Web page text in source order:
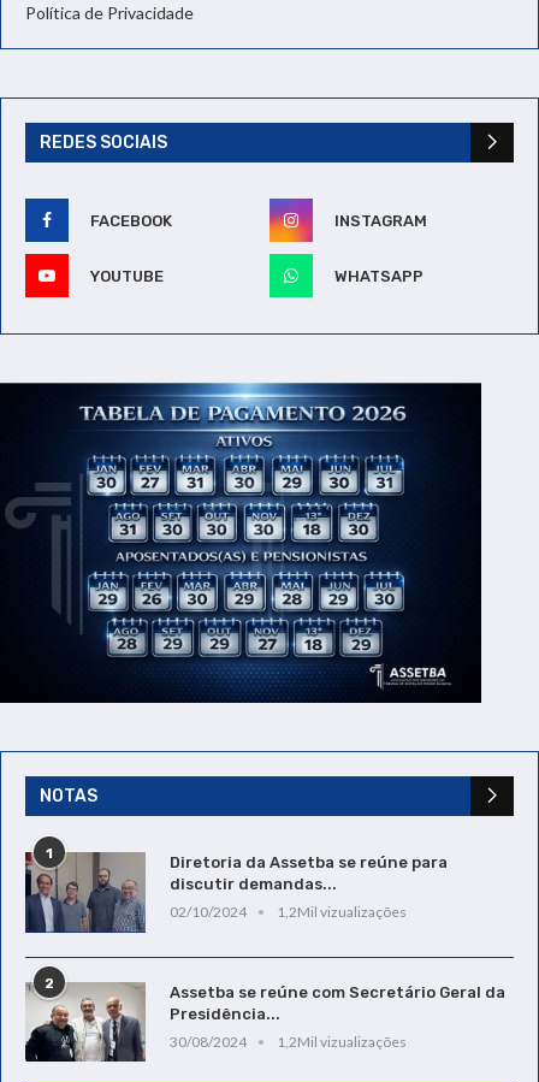
Política de Privacidade
REDES SOCIAIS
FACEBOOK INSTAGRAM
YOUTUBE WHATSAPP
NOTAS
1
Diretoria da Assetba se reúne para
discutir demandas...
02/10/2024
1,2Mil vizualizações
2
Assetba se reúne com Secretário Geral da
Presidência...
30/08/2024
1,2Mil vizualizações